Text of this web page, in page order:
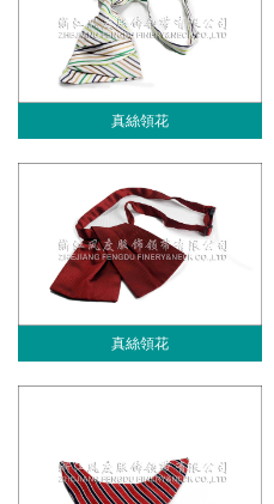
真絲領花
真絲領花